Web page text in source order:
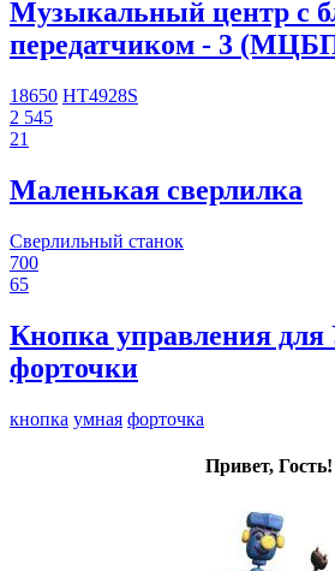
Музыкальный центр с
передатчиком - 3
18650 HT4928S
2 545
21
Маленькая сверлилка
Сверлильный станок
700
65
Кнопка управления
форточки
кнопка умная форточка
Привет, Гость!